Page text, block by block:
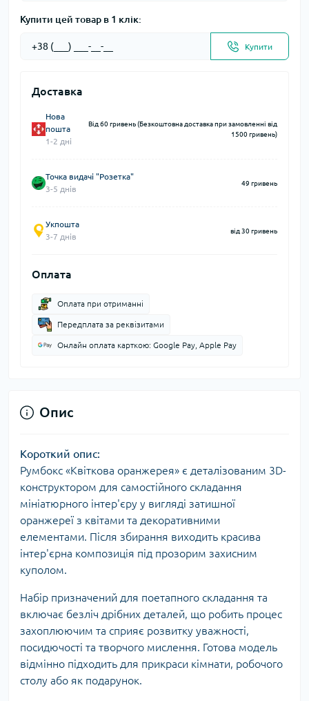
Купити цей товар в 1 клік:
Купити
Доставка
Нова
пошта
1-2 дні
Від 60 гривень (Безкоштовна доставка при замовленні від
1500 гривень)
Точка видачі "Розетка"
3-5 днів
49 гривень
Укпошта
3-7 днів
від 30 гривень
Оплата
Оплата при отриманні
Передплата за реквізитами
Онлайн оплата карткою: Google Pay, Apple Pay
Опис
Короткий опис:
Румбокс «Квіткова оранжерея» є деталізованим 3D-
конструктором для самостійного складання
мініатюрного інтер'єру у вигляді затишної
оранжереї з квітами та декоративними
елементами. Після збирання виходить красива
інтер'єрна композиція під прозорим захисним
куполом.
Набір призначений для поетапного складання та
включає безліч дрібних деталей, що робить процес
захоплюючим та сприяє розвитку уважності,
посидючості та творчого мислення. Готова модель
відмінно підходить для прикраси кімнати, робочого
столу або як подарунок.